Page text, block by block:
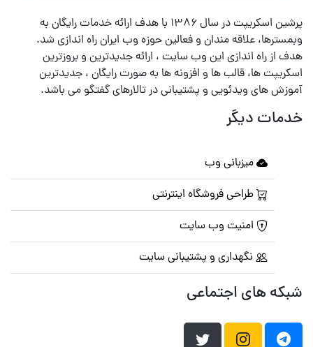
پرشین اسکریپت در سال ۱۳۸۶ با هدف ارائه خدمات رایگان به
وبمسترها، علاقه مندان و فعالین حوزه وب ایران راه اندازی شد.
هدف از راه اندازی این وب سایت ، ارائه جدیدترین و بروزترین
اسکریپت ها، قالب ها و افزونه ها به صورت رایگان ، جدیدترین
آموزش های ویدئویی و پشتیبانی در تالارهای گفتگو می باشد.
خدمات دیگر
میزبانی وب
طراحی فروشگاه اینترنتی
امنیت وب سایت
نگهداری و پشتیبانی سایت
شبکه های اجتماعی